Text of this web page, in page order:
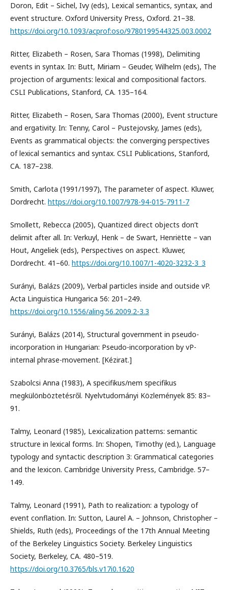
Doron, Edit – Sichel, Ivy (eds), Lexical semantics, syntax, and
event structure. Oxford University Press, Oxford. 21–38.
https://doi.org/10.1093/acprof:oso/9780199544325.003.0002
Ritter, Elizabeth – Rosen, Sara Thomas (1998), Delimiting
events in syntax. In: Butt, Miriam – Geuder, Wilhelm (eds), The
projection of arguments: lexical and compositional factors.
CSLI Publications, Stanford, CA. 135–164.
Ritter, Elizabeth – Rosen, Sara Thomas (2000), Event structure
and ergativity. In: Tenny, Carol – Pustejovsky, James (eds),
Events as grammatical objects: the converging perspectives
of lexical semantics and syntax. CSLI Publications, Stanford,
CA. 187–238.
Smith, Carlota (1991/1997), The parameter of aspect. Kluwer,
Dordrecht. https://doi.org/10.1007/978-94-015-7911-7
Smollett, Rebecca (2005), Quantized direct objects don’t
delimit after all. In: Verkuyl, Henk – de Swart, Henriëtte – van
Hout, Angeliek (eds), Perspectives on aspect. Kluwer,
Dordrecht. 41–60. https://doi.org/10.1007/1-4020-3232-3_3
Surányi, Balázs (2009), Verbal particles inside and outside vP.
Acta Linguistica Hungarica 56: 201–249.
https://doi.org/10.1556/aling.56.2009.2-3.3
Surányi, Balázs (2014), Structural government in pseudo-
incorporation in Hungarian: Pseudo-incorporation by vP-
internal phrase-movement. [Kézirat.]
Szabolcsi Anna (1983), A specifikus/nem specifikus
megkülönböztetésről. Nyelvtudományi Közlemények 85: 83–
91.
Talmy, Leonard (1985), Lexicalization patterns: semantic
structure in lexical forms. In: Shopen, Timothy (ed.), Language
typology and syntactic description 3: Grammatical categories
and the lexicon. Cambridge University Press, Cambridge. 57–
149.
Talmy, Leonard (1991), Path to realization: a typology of
event conflation. In: Sutton, Laurel A. – Johnson, Christopher –
Shields, Ruth (eds), Proceedings of the 17th Annual Meeting
of the Berkeley Linguistics Society. Berkeley Linguistics
Society, Berkeley, CA. 480–519.
https://doi.org/10.3765/bls.v17i0.1620